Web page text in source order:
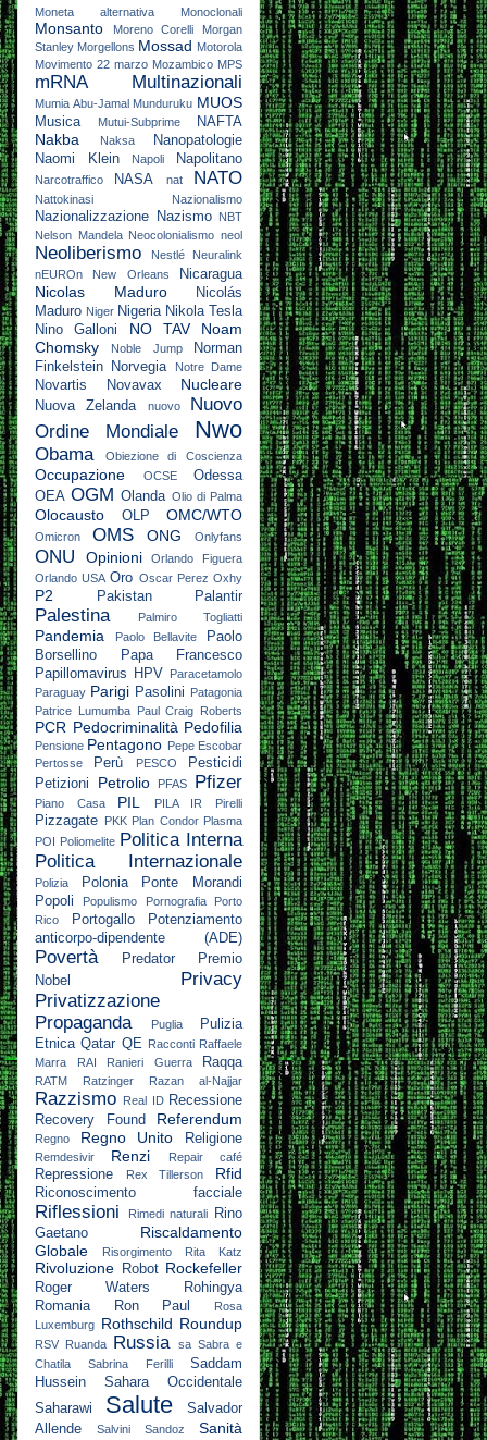
Moneta alternativa Monoclonali
Monsanto Moreno Corelli
Morgan
Stanley Morgellons Mossad Motorola
Movimento 22 marzo Mozambico MPS
mRNA Multinazionali
Mumia Abu-Jamal Munduruku MUOS
Musica Mutui-Subprime NAFTA
Nakba Naksa
Nanopatologie
Naomi Klein
Napoli Napolitano
Narcotraffico NASA nat NATO
Nattokinasi Nazionalismo
Nazionalizzazione Nazismo
NBT
Nelson Mandela Neocolonialismo neol
Neoliberismo Nestlé
Neuralink
nEUROn
New Orleans Nicaragua
Nicolas Maduro
Nicolás
Maduro Niger Nigeria Nikola Tesla
Nino Galloni
NO TAV
Noam
Chomsky
Noble Jump
Norman
Finkelstein
Norvegia Notre Dame
Novartis Novavax Nucleare
Nuova Zelanda nuovo
Nuovo
Ordine Mondiale
Nwo
Obama Obiezione di Coscienza
Occupazione OCSE
Odessa
OEA OGM Olanda Olio di Palma
Olocausto OLP OMC/WTO
Omicron OMS ONG Onlyfans
ONU Opinioni
Orlando Figuera
Orlando USA Oro Oscar Perez Oxhy
P2 Pakistan Palantir
Palestina Palmiro Togliatti
Pandemia Paolo Bellavite
Paolo
Borsellino
Papa Francesco
Papillomavirus HPV
Paracetamolo
Paraguay Parigi Pasolini Patagonia
Patrice Lumumba
Paul Craig Roberts
PCR Pedocriminalità Pedofilia
Pensione Pentagono Pepe Escobar
Pertosse
Perù PESCO
Pesticidi
Petizioni
Petrolio PFAS Pfizer
Piano Casa PIL PILA IR Pirelli
Pizzagate PKK Plan Condor Plasma
POI Poliomelite Politica Interna
Politica Internazionale
Polizia Polonia
Ponte Morandi
Popoli
Populismo Pornografia
Porto
Rico
Portogallo
Potenziamento
anticorpo-dipendente (ADE)
Povertà Predator
Premio
Nobel
Privacy
Privatizzazione
Propaganda
Puglia
Pulizia
Etnica Qatar QE Racconti Raffaele
Marra
RAI Ranieri Guerra Raqqa
RATM Ratzinger Razan al-Najjar
Razzismo Real ID Recessione
Recovery Found
Referendum
Regno Regno Unito Religione
Remdesivir Renzi Repair café
Repressione Rex Tillerson Rfid
Riconoscimento facciale
Riflessioni Rimedi naturali
Rino
Gaetano
Riscaldamento
Globale
Risorgimento Rita Katz
Rivoluzione Robot Rockefeller
Roger Waters
Rohingya
Romania
Ron Paul
Rosa
Luxemburg Rothschild Roundup
RSV Ruanda Russia sa Sabra e
Chatila
Sabrina Ferilli
Saddam
Hussein
Sahara Occidentale
Saharawi
Salute
Salvador
Allende
Salvini Sandoz Sanità